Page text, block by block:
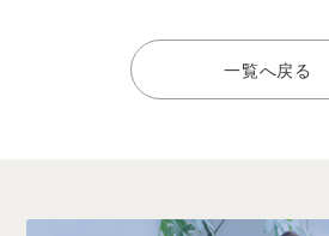
一覧へ戻る